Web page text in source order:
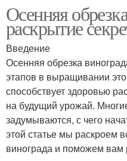
Осенняя
раскрытие
Введение
Осенняя обрезка
этапов в выращивании
способствует здоровью
на будущий урожай.
задумываются, с чего
этой статье мы раскроем
винограда и поможем вам